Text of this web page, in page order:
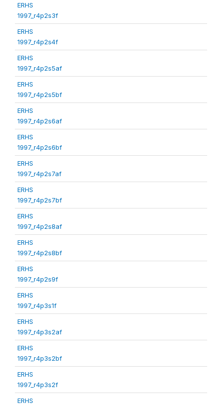
ERHS
1997_r4p2s3f
ERHS
1997_r4p2s4f
ERHS
1997_r4p2s5af
ERHS
1997_r4p2s5bf
ERHS
1997_r4p2s6af
ERHS
1997_r4p2s6bf
ERHS
1997_r4p2s7af
ERHS
1997_r4p2s7bf
ERHS
1997_r4p2s8af
ERHS
1997_r4p2s8bf
ERHS
1997_r4p2s9f
ERHS
1997_r4p3s1f
ERHS
1997_r4p3s2af
ERHS
1997_r4p3s2bf
ERHS
1997_r4p3s2f
ERHS